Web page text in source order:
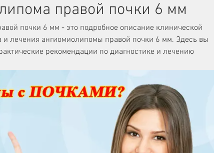
правой почки 6 мм
почки 6 мм - это подробное описание клинической
и лечения ангиомиолипомы правой почки 6 мм. Здесь вы
рекомендации по диагностике и лечению